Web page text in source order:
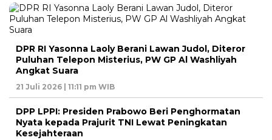
DPR RI Yasonna Laoly Berani Lawan Judol, Diteror
Puluhan Telepon Misterius, PW GP Al Washliyah
Angkat Suara
21 Juli 2026 | 11:11 pm WIB
DPP LPPI: Presiden Prabowo Beri Penghormatan
Nyata kepada Prajurit TNI Lewat Peningkatan
Kesejahteraan